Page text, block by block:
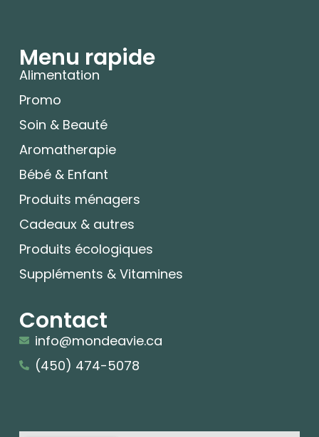
Menu rapide
Alimentation
Promo
Soin & Beauté
Aromatherapie
Bébé & Enfant
Produits ménagers
Cadeaux & autres
Produits écologiques
Suppléments & Vitamines
Contact
info@mondeavie.ca
(450) 474-5078